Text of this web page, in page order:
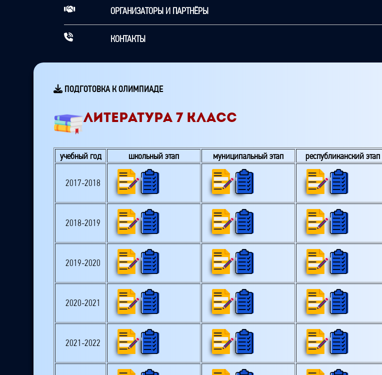
ОРГАНИЗАТОРЫ И ПАРТНЁРЫ
КОНТАКТЫ
ПОДГОТОВКА К ОЛИМПИАДЕ
ЛИТЕРАТУРА 7 КЛАСС
учебный год школьный этап муниципальный этап республиканский этап
2017-2018
2018-2019
2019-2020
2020-2021
2021-2022